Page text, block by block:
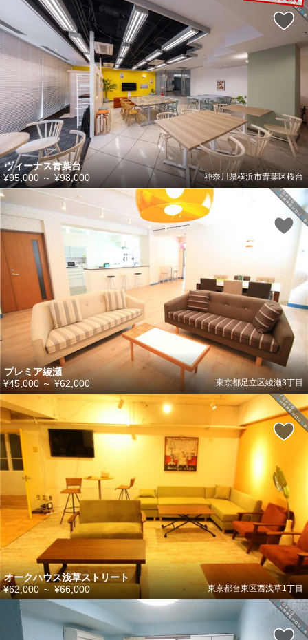
ヴィーナス青葉台
神奈川県横浜市青葉区桜台
¥95,000～¥98,000
プレミア綾瀬
東京都足立区綾瀬3丁目
¥45,000～¥62,000
オークハウス浅草ストリート
東京都台東区西浅草1丁目
¥62,000～¥66,000